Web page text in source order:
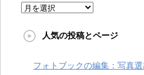
ア
カ
人気の投稿とページ
フォトブックの編集：写真